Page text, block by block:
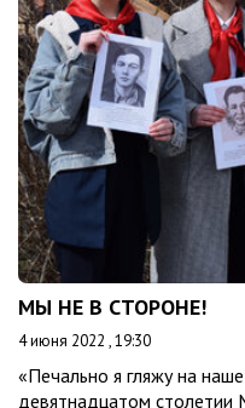
МЫ НЕ В СТОРОНЕ!
4 июня 2022 , 19:30
«Печально я гляжу на
девятнадцатом